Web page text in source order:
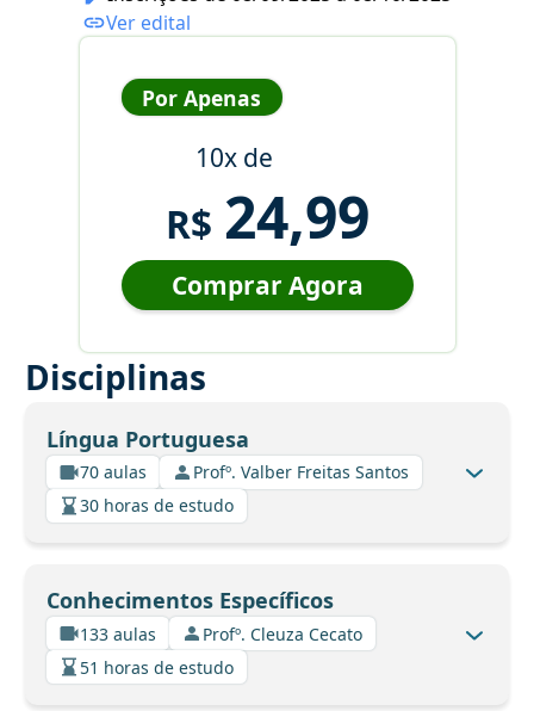
Ver edital
Por Apenas
10x de
R$ 24,99
Comprar Agora
Disciplinas
Língua Portuguesa
70 aulas
Profº. Valber Freitas Santos
30 horas de estudo
Conhecimentos Específicos
133 aulas
Profº. Cleuza Cecato
51 horas de estudo